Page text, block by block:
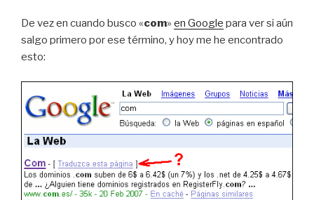
De vez en cuando busco «com» en Google para ver si aún
salgo primero por ese término, y hoy me he encontrado
esto: